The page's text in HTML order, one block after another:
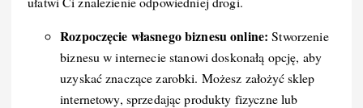
Rozpoczęcie własnego biznesu online: Stworzenie
biznesu w internecie stanowi doskonałą opcję, aby
uzyskać znaczące zarobki. Możesz założyć sklep
internetowy, sprzedając produkty fizyczne lub